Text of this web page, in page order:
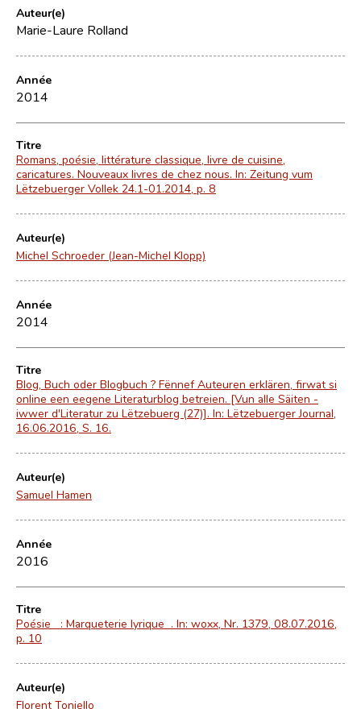
Auteur(e)
Marie-Laure Rolland
Année
2014
Titre
Romans, poésie, littérature classique, livre de cuisine,
caricatures. Nouveaux livres de chez nous. In: Zeitung vum
Lëtzebuerger Vollek 24.1-01.2014, p. 8
Auteur(e)
Michel Schroeder (Jean-Michel Klopp)
Année
2014
Titre
Blog, Buch oder Blogbuch ? Fënnef Auteuren erklären, firwat si
online een eegene Literaturblog betreien. [Vun alle Säiten -
iwwer d'Literatur zu Lëtzebuerg (27)]. In: Lëtzebuerger Journal,
16.06.2016, S. 16.
Auteur(e)
Samuel Hamen
Année
2016
Titre
Poésie : Marqueterie lyrique . In: woxx, Nr. 1379, 08.07.2016,
p. 10
Auteur(e)
Florent Toniello